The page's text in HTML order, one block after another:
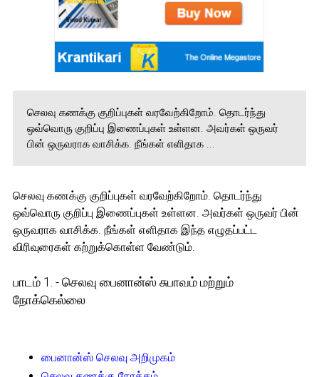
செலவு கணக்கு குறிப்புகள் வரவேற்கிறோம். தொடர்ந்து
ஒவ்வொரு குறிப்பு இணைப்புகள் உள்ளன. அவர்கள் ஒருவர்
பின் ஒருவராக வாசிக்க. நீங்கள் எளிதாக ...
செலவு கணக்கு குறிப்புகள் வரவேற்கிறோம். தொடர்ந்து
ஒவ்வொரு குறிப்பு இணைப்புகள் உள்ளன. அவர்கள் ஒருவர் பின்
ஒருவராக வாசிக்க. நீங்கள் எளிதாக இந்த எழுதப்பட்ட
விரிவுரைகள் கற்றுக்கொள்ள வேண்டும்.
பாடம் 1. - செலவு பைனான்ஸ் சுபாவம் மற்றும்
நோக்கெல்லை
பைனான்ஸ் செலவு அறிமுகம்